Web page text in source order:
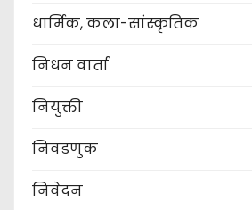
धार्मिक, कला-सांस्कृतिक
निधन वार्ता
नियुक्ती
निवडणुक
निवेदन